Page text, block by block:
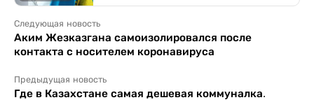
Следующая новость
Аким Жезказгана самоизолировался после
контакта с носителем коронавируса
Предыдущая новость
Где в Казахстане самая дешевая коммуналка.